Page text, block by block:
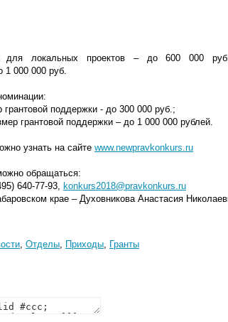
для локальных проектов – до 600 000
1 000 000 руб.
поддержки - до 300 000 руб.;
грантовой поддержки – до 1 000 000 рублей.
узнать на сайте www.newpravkonkurs.ru
обращаться:
640-77-93, konkurs2018@pravkonkurs.ru
крае – Духовникова Анастасия
, Отделы, Приходы, Гранты